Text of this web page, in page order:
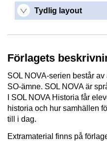
Tydlig layout
Förlagets
SOL NOVA-serien består
SO-ämne. SOL NOVA är
I SOL NOVA Historia får
historia och hur samhällen
till i dag.
Extramaterial finns på